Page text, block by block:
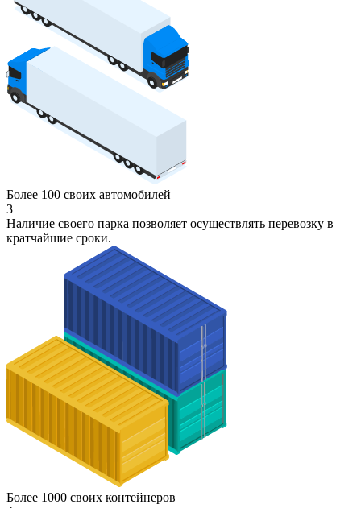
Более 100 своих автомобилей
3
Наличие своего парка позволяет осуществлять перевозку в
кратчайшие сроки.
Более 1000 своих контейнеров